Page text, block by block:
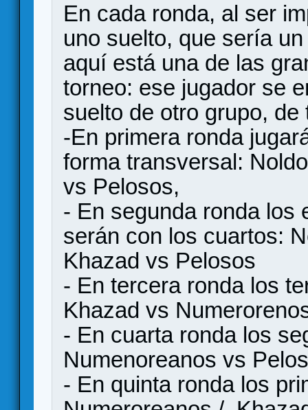
En cada ronda, al ser
uno suelto, que sería
aquí está una de las
torneo: ese jugador se
suelto de otro grupo, de
-En primera ronda
forma transversal:
vs Pelosos,
- En segunda ronda los
serán con los cuartos:
Khazad vs Pelosos
- En tercera ronda los
Khazad vs
- En cuarta ronda los
Numenoreanos vs
- En quinta ronda los